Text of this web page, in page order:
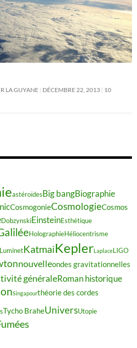
LA GUYANE DÉCEMBRE 22, 2013 10
astéroïdesBig bangBiographie
CosmogonieCosmologieCosmos
DobzynskiEinsteinEsthétique
HolographieHéliocentrisme
KatmaiKeplerLaplaceLIGO
nouvelleondes gravitationnelles
généraleRoman historique
Singapourthéorie des cordes
Tycho BraheUniversUtopie